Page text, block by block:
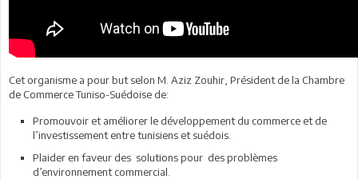
Cet organisme a pour but selon M. Aziz Zouhir, Président de la Chambre
de Commerce Tuniso-Suédoise de:
Promouvoir et améliorer le développement du commerce et de
l’investissement entre tunisiens et suédois.
Plaider en faveur des solutions pour des problèmes
d’environnement commercial.